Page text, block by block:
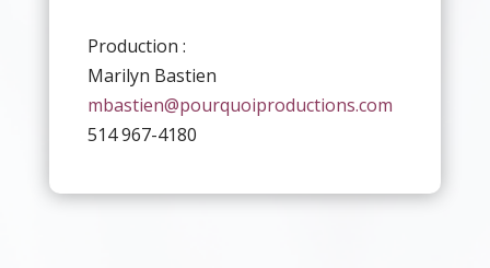
Production :
Marilyn Bastien
mbastien@pourquoiproductions.com
514 967-4180